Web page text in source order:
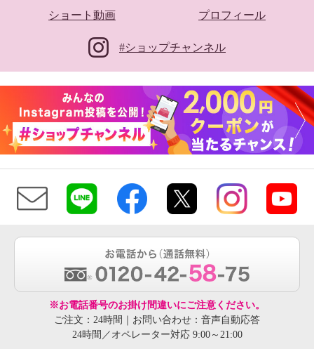
ショート動画 プロフィール
#ショップチャンネル
※お電話番号のお掛け間違いにご注意ください。
ご注文：24時間｜お問い合わせ：音声自動応答
24時間／オペレーター対応 9:00～21:00